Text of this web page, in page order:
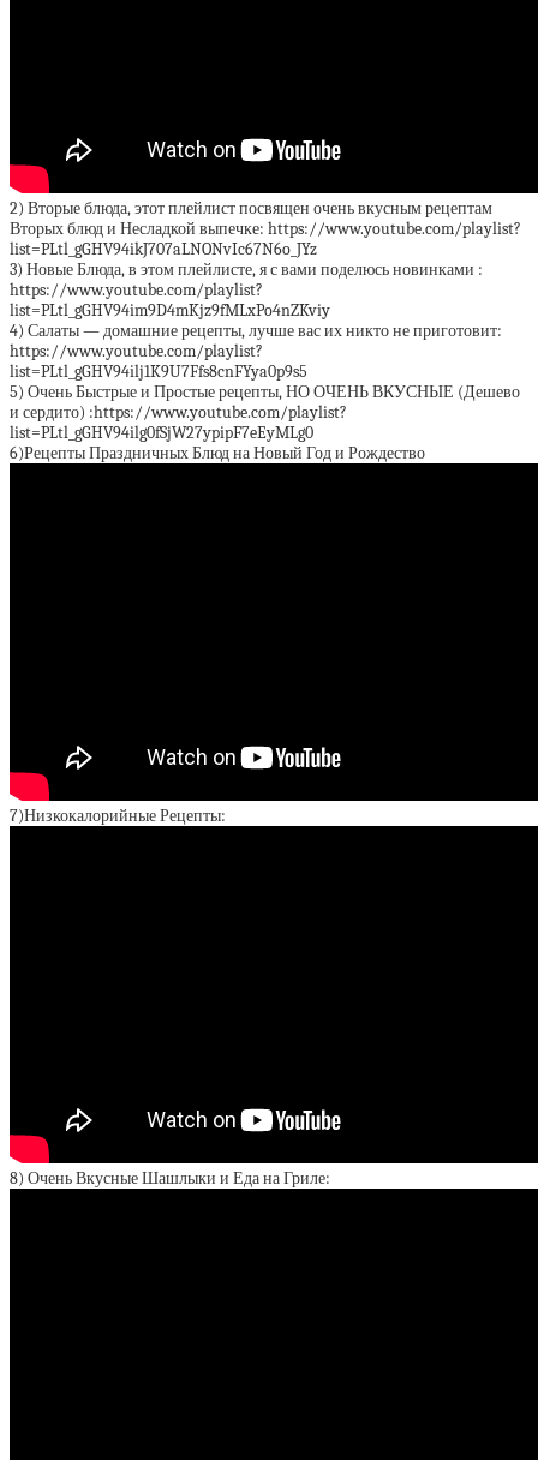
2) Вторые блюда, этот плейлист посвящен очень вкусным рецептам
Вторых блюд и Несладкой выпечке: https://www.youtube.com/playlist?
list=PLtl_gGHV94ikJ707aLNONvIc67N6o_JYz
3) Новые Блюда, в этом плейлисте, я с вами поделюсь новинками :
https://www.youtube.com/playlist?
list=PLtl_gGHV94im9D4mKjz9fMLxPo4nZKviy
4) Салаты — домашние рецепты, лучше вас их никто не приготовит:
https://www.youtube.com/playlist?
list=PLtl_gGHV94ilj1K9U7Ffs8cnFYya0p9s5
5) Очень Быстрые и Простые рецепты, НО ОЧЕНЬ ВКУСНЫЕ (Дешево
и сердито) :https://www.youtube.com/playlist?
list=PLtl_gGHV94ilg0fSjW27ypipF7eEyMLg0
6)Рецепты Праздничных Блюд на Новый Год и Рождество
7)Низкокалорийные Рецепты:
8) Очень Вкусные Шашлыки и Еда на Гриле: